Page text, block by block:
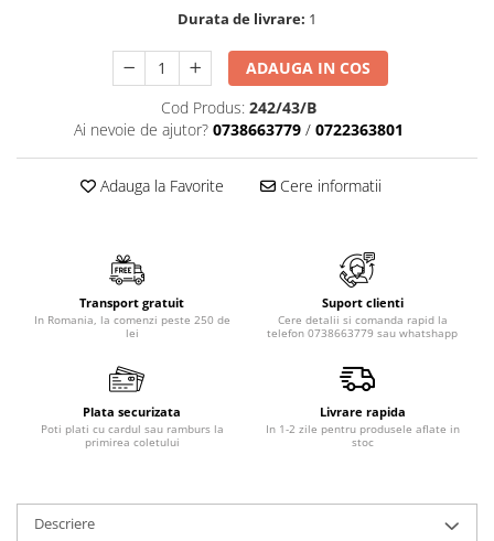
Durata de livrare: 1
ADAUGA IN COS
Cod Produs: 242/43/B
Ai nevoie de ajutor? 0738663779 / 0722363801
Adauga la Favorite Cere informatii
Transport gratuit
In Romania, la comenzi peste 250 de
lei
Suport clienti
Cere detalii si comanda rapid la
telefon 0738663779 sau whatshapp
Plata securizata
Poti plati cu cardul sau ramburs la
primirea coletului
Livrare rapida
In 1-2 zile pentru produsele aflate in
stoc
Descriere